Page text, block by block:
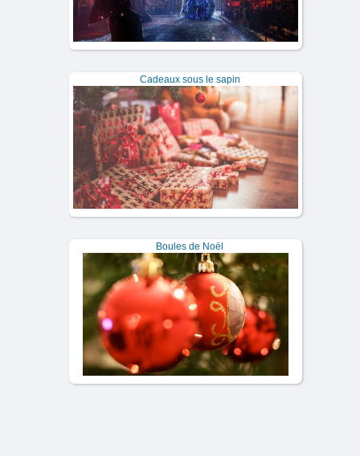
Cadeaux sous le sapin
Boules de Noël